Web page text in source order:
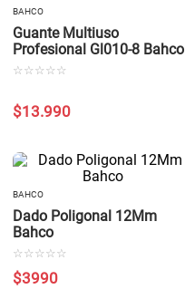
BAHCO
Guante Multiuso
Profesional Gl010-8 Bahco
☆ ☆ ☆ ☆ ☆
$13.990
BAHCO
Dado Poligonal 12Mm
Bahco
☆ ☆ ☆ ☆ ☆
$3990